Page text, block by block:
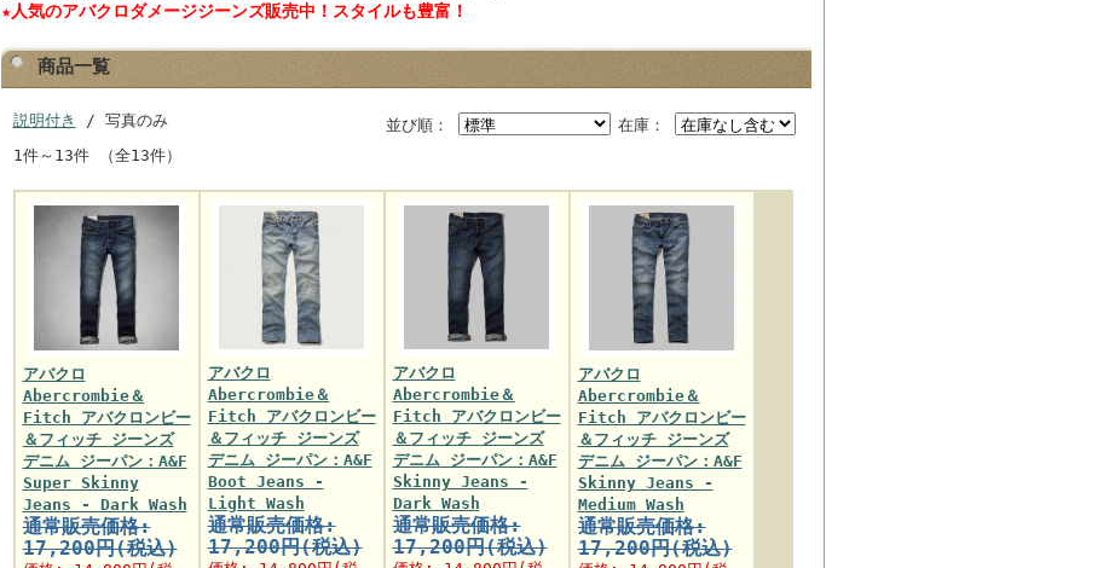
★人気のアバクロダメージジーンズ販売中！スタイルも豊富！
商品一覧
在庫：
並び順：
説明付き
/ 写真のみ
1件～13件 （全13件）
アバクロ
Abercrombie＆
Fitch アバクロンビー
＆フィッチ ジーンズ
デニム ジーパン：A&F
Super Skinny
Jeans - Dark Wash
通常販売価格:
17,200円(税込)
アバクロ
Abercrombie＆
Fitch アバクロンビー
＆フィッチ ジーンズ
デニム ジーパン：A&F
Boot Jeans -
Light Wash
通常販売価格:
17,200円(税込)
アバクロ
Abercrombie＆
Fitch アバクロンビー
＆フィッチ ジーンズ
デニム ジーパン：A&F
Skinny Jeans -
Dark Wash
通常販売価格:
17,200円(税込)
アバクロ
Abercrombie＆
Fitch アバクロンビー
＆フィッチ ジーンズ
デニム ジーパン：A&F
Skinny Jeans -
Medium Wash
通常販売価格:
17,200円(税込)